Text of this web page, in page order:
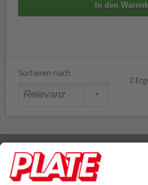
In den
Sortieren nach
2
Rufen Sie uns an 04298 401-0
Lieferbedingungen Impressum